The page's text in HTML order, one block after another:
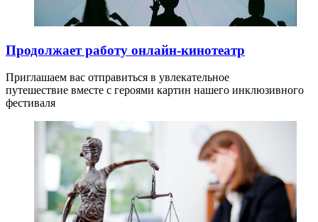
Продолжает работу онлайн-кинотеатр
Приглашаем вас отправиться в увлекательное
путешествие вместе с героями картин нашего инклюзивного
фестиваля